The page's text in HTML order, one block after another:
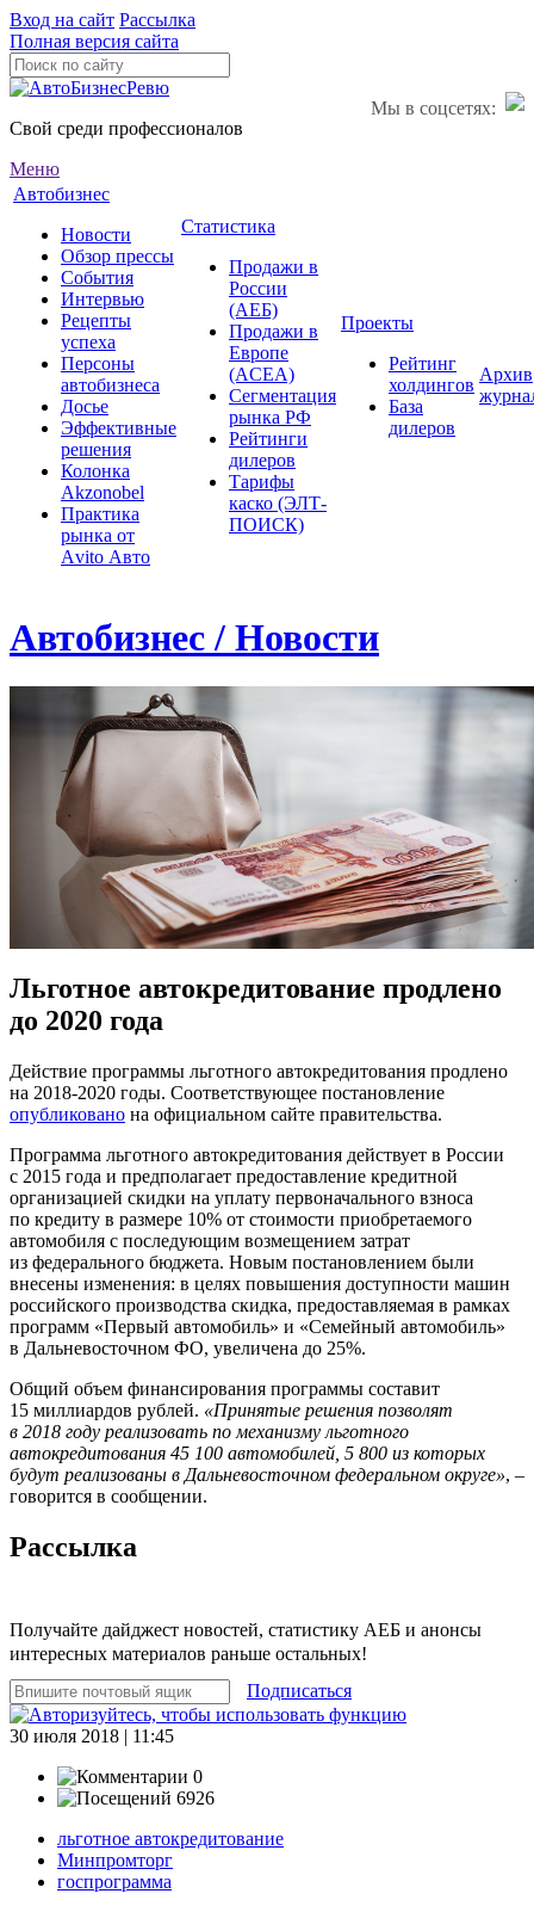
Вход на сайт Рассылка
Полная версия сайта
Мы в соцсетях:
Свой среди профессионалов
Меню
Автобизнес
Новости
Обзор прессы
События
Интервью
Рецепты
успеха
Персоны
автобизнеса
Досье
Эффективные
решения
Колонка
Akzonobel
Практика
рынка от
Аvito Авто
Статистика
Продажи в
России
(АЕБ)
Продажи в
Европе
(ACEA)
Сегментация
рынка РФ
Рейтинги
дилеров
Тарифы
каско (ЭЛТ-
ПОИСК)
Проекты
Рейтинг
холдингов
База
дилеров
Архив
Автобизнес / Новости
Льготное автокредитование продлено
до 2020 года
Действие программы льготного автокредитования продлено
на 2018-2020 годы. Соответствующее постановление
опубликовано на официальном сайте правительства.
Программа льготного автокредитования действует в России
с 2015 года и предполагает предоставление кредитной
организацией скидки на уплату первоначального взноса
по кредиту в размере 10% от стоимости приобретаемого
автомобиля с последующим возмещением затрат
из федерального бюджета. Новым постановлением были
внесены изменения: в целях повышения доступности машин
российского производства скидка, предоставляемая в рамках
программ «Первый автомобиль» и «Семейный автомобиль»
в Дальневосточном ФО, увеличена до 25%.
Общий объем финансирования программы составит
15 миллиардов рублей. «Принятые решения позволят
в 2018 году реализовать по механизму льготного
автокредитования 45 100 автомобилей, 5 800 из которых
будут реализованы в Дальневосточном федеральном округе», –
говорится в сообщении.
Рассылка
Получайте дайджест новостей, статистику АЕБ и анонсы
интересных материалов раньше остальных!
Подписаться
30 июля 2018 | 11:45
0
6926
льготное автокредитование
Минпромторг
госпрограмма